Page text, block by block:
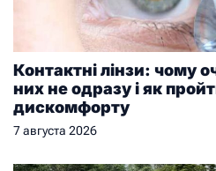
Контактні лінзи: чому
них не одразу і як
дискомфорту
7 августа 2026